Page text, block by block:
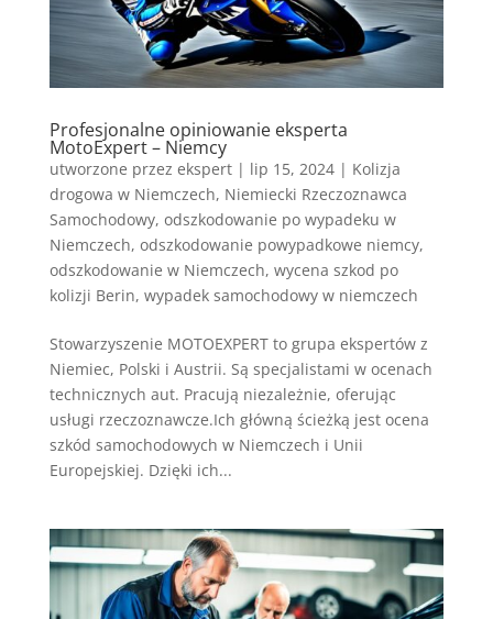
Profesjonalne opiniowanie eksperta
MotoExpert – Niemcy
utworzone przez ekspert| lip 15, 2024| Kolizja
drogowa w Niemczech, Niemiecki Rzeczoznawca
Samochodowy, odszkodowanie po wypadeku w
Niemczech, odszkodowanie powypadkowe niemcy,
odszkodowanie w Niemczech, wycena szkod po
kolizji Berin, wypadek samochodowy w niemczech
Stowarzyszenie MOTOEXPERT to grupa ekspertów z
Niemiec, Polski i Austrii. Są specjalistami w ocenach
technicznych aut. Pracują niezależnie, oferując
usługi rzeczoznawcze.Ich główną ścieżką jest ocena
szkód samochodowych w Niemczech i Unii
Europejskiej. Dzięki ich...